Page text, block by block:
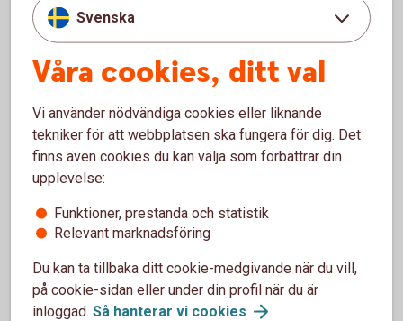
Tidsvärdet representerar värdet en placerare vill betala för
en framtida kursrörelse (volatilitet) är en annan viktig
En warrant baserad på ett volatilt underliggande (ett
underliggande med hög kursrörlighet) har alltså ett högre
tidsvärde än en warrant på ett underliggande med lägre
ITM, ATM, OTM
Begrepp som "in the money" (ITM), "at the money" (ATM)
och "out of the money" (OTM) används ofta för att beskriva
Svenska
Våra cookies, ditt val
Vi använder nödvändiga cookies eller liknande
tekniker för att webbplatsen ska fungera för dig. Det
finns även cookies du kan välja som förbättrar din
upplevelse:
Funktioner, prestanda och statistik
Relevant marknadsföring
Du kan ta tillbaka ditt cookie-medgivande när du vill,
på cookie-sidan eller under din profil när du är
inloggad. Så hanterar vi cookies .